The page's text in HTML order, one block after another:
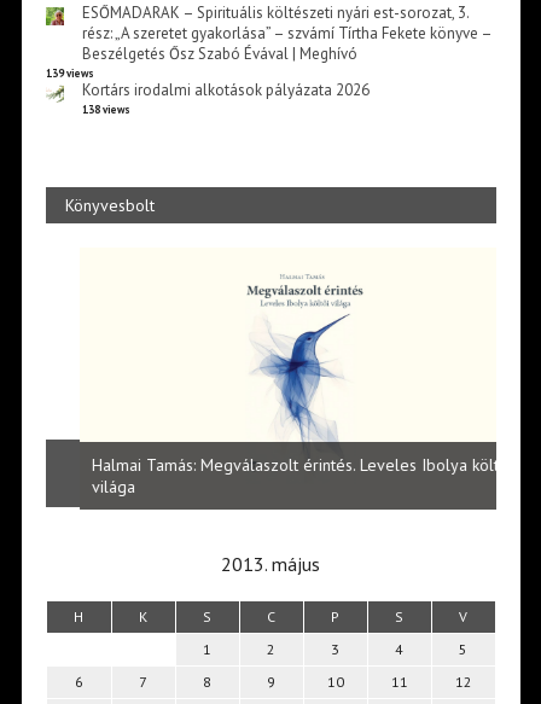
ESŐMADARAK – Spirituális költészeti nyári est-sorozat, 3.
rész: „A szeretet gyakorlása” – szvámí Tírtha Fekete könyve –
Beszélgetés Ősz Szabó Évával | Meghívó
139 views
Kortárs irodalmi alkotások pályázata 2026
138 views
Könyvesbolt
Halmai Tamás: Megválaszolt érintés. Leveles Ibolya költői
világa
2013. május
H K S C P S V
1 2 3 4
5
6
7 8 9 10 11
12